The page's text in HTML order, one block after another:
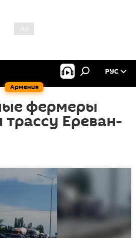
Армения
РУС
фермеры
Ереван-